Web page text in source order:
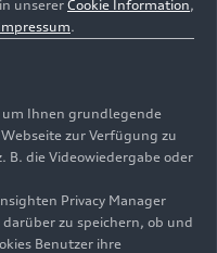
Metallic
Bauweise,
unsererCookie Information,
.
um Ihnen grundlegende
zur Verfügung zu
B. die Videowiedergabe oder
Privacy Manager
zu speichern, ob und
Benutzer ihre